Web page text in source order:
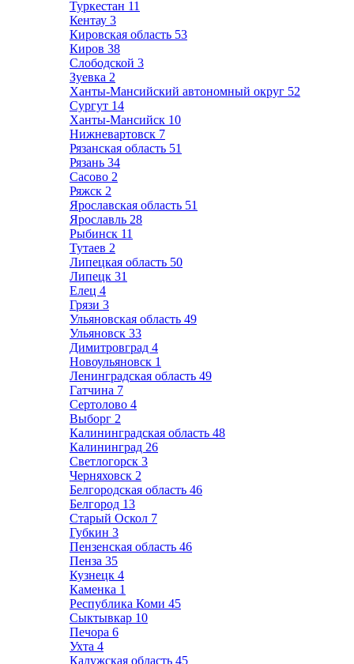
Туркестан 11
Кентау 3
Кировская область 53
Киров 38
Слободской 3
Зуевка 2
Ханты-Мансийский автономный округ 52
Сургут 14
Ханты-Мансийск 10
Нижневартовск 7
Рязанская область 51
Рязань 34
Сасово 2
Ряжск 2
Ярославская область 51
Ярославль 28
Рыбинск 11
Тутаев 2
Липецкая область 50
Липецк 31
Елец 4
Грязи 3
Ульяновская область 49
Ульяновск 33
Димитровград 4
Новоульяновск 1
Ленинградская область 49
Гатчина 7
Сертолово 4
Выборг 2
Калининградская область 48
Калининград 26
Светлогорск 3
Черняховск 2
Белгородская область 46
Белгород 13
Старый Оскол 7
Губкин 3
Пензенская область 46
Пенза 35
Кузнецк 4
Каменка 1
Республика Коми 45
Сыктывкар 10
Печора 6
Ухта 4
Калужская область 45